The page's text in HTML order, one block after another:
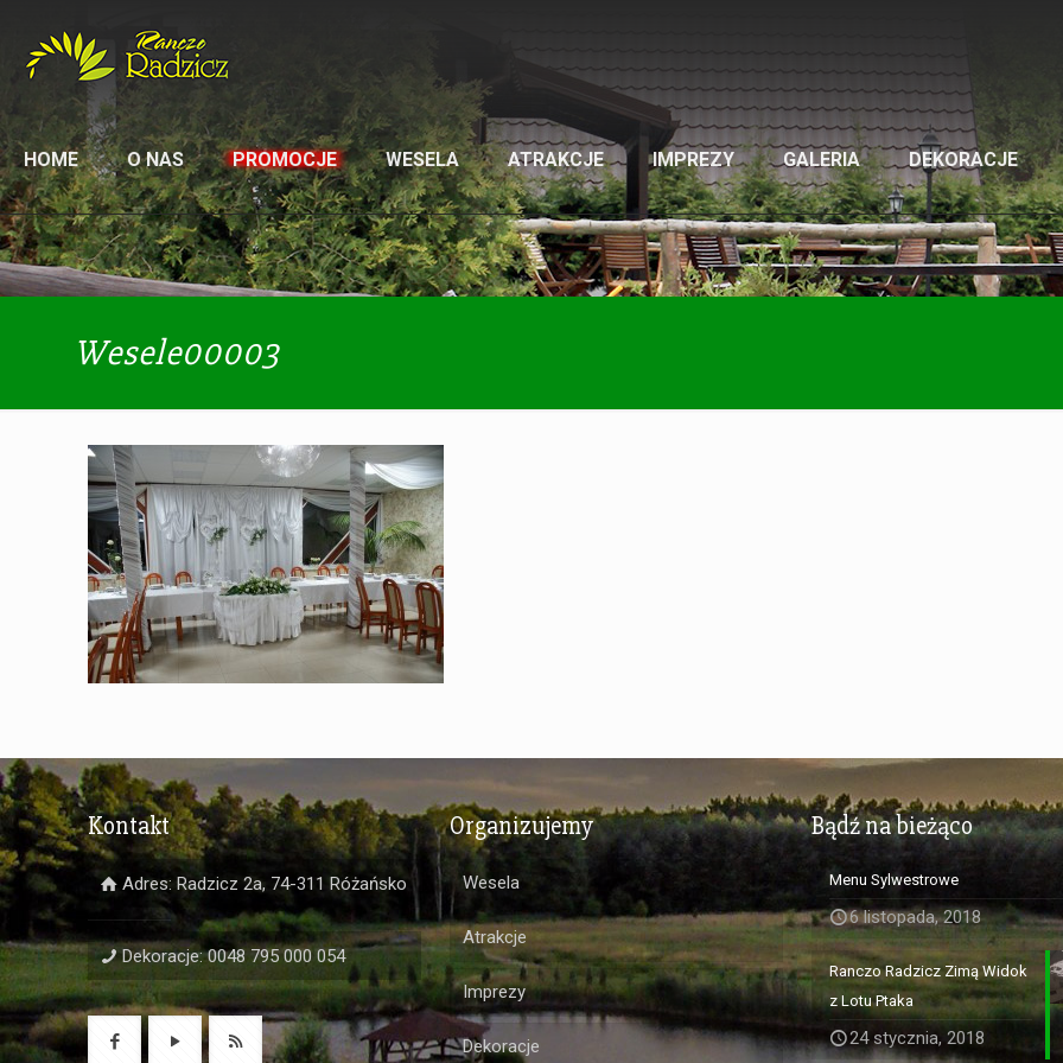
HOME O NAS PROMOCJE WESELA ATRAKCJE IMPREZY GALERIA DEKORACJE
Wesele00003
Kontakt
Adres: Radzicz 2a, 74-311 Różańsko
Dekoracje: 0048 795 000 054
Organizujemy
Wesela
Atrakcje
Imprezy
Dekoracje
Bądź na bieżąco
Menu Sylwestrowe
6 listopada, 2018
Ranczo Radzicz Zimą Widok
z Lotu Ptaka
24 stycznia, 2018